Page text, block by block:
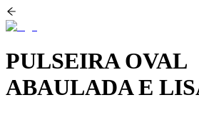
PULSEIRA OVAL
ABAULADA E